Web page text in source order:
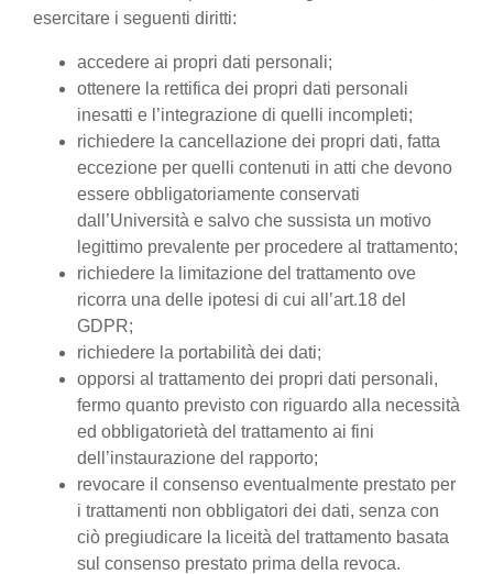
esercitare i seguenti diritti:
accedere ai propri dati personali;
ottenere la rettifica dei propri dati personali
inesatti e l’integrazione di quelli incompleti;
richiedere la cancellazione dei propri dati, fatta
eccezione per quelli contenuti in atti che devono
essere obbligatoriamente conservati
dall’Università e salvo che sussista un motivo
legittimo prevalente per procedere al trattamento;
richiedere la limitazione del trattamento ove
ricorra una delle ipotesi di cui all’art.18 del
GDPR;
richiedere la portabilità dei dati;
opporsi al trattamento dei propri dati personali,
fermo quanto previsto con riguardo alla necessità
ed obbligatorietà del trattamento ai fini
dell’instaurazione del rapporto;
revocare il consenso eventualmente prestato per
i trattamenti non obbligatori dei dati, senza con
ciò pregiudicare la liceità del trattamento basata
sul consenso prestato prima della revoca.